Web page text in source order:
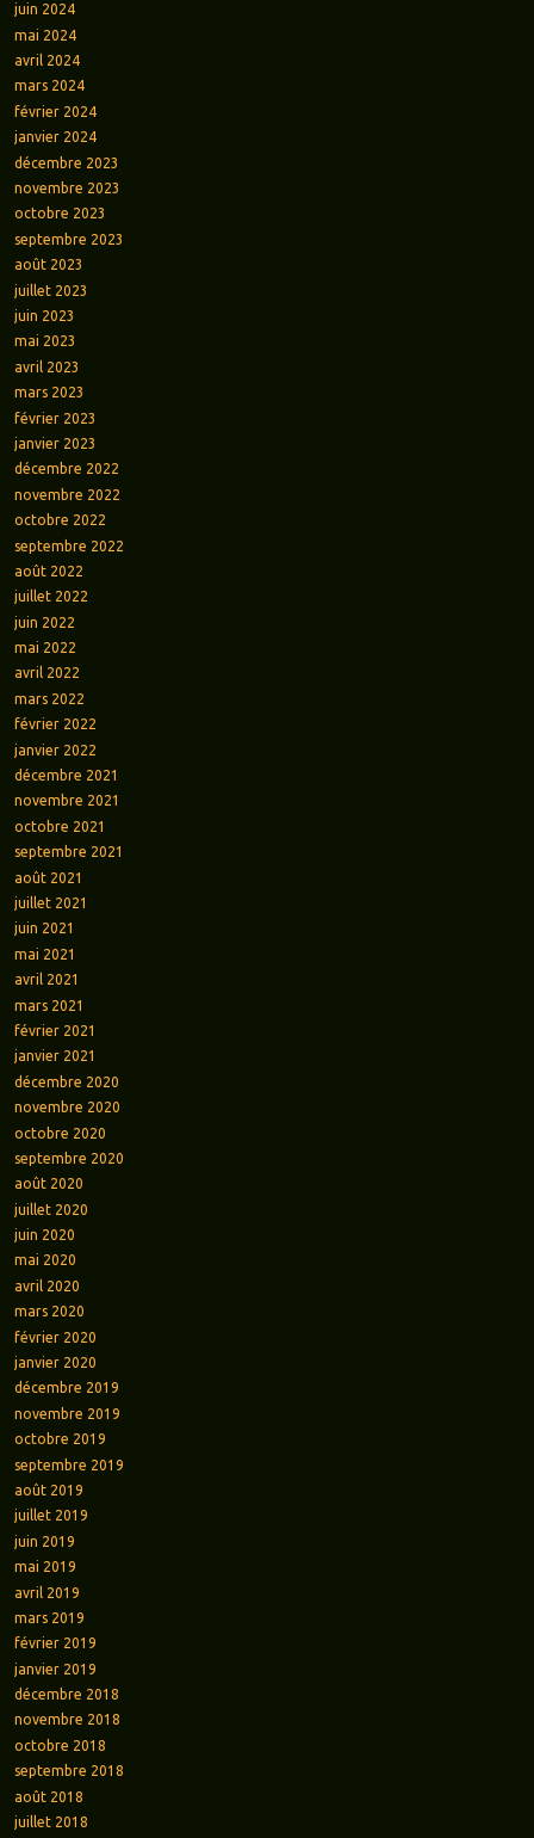
juin 2024
mai 2024
avril 2024
mars 2024
février 2024
janvier 2024
décembre 2023
novembre 2023
octobre 2023
septembre 2023
août 2023
juillet 2023
juin 2023
mai 2023
avril 2023
mars 2023
février 2023
janvier 2023
décembre 2022
novembre 2022
octobre 2022
septembre 2022
août 2022
juillet 2022
juin 2022
mai 2022
avril 2022
mars 2022
février 2022
janvier 2022
décembre 2021
novembre 2021
octobre 2021
septembre 2021
août 2021
juillet 2021
juin 2021
mai 2021
avril 2021
mars 2021
février 2021
janvier 2021
décembre 2020
novembre 2020
octobre 2020
septembre 2020
août 2020
juillet 2020
juin 2020
mai 2020
avril 2020
mars 2020
février 2020
janvier 2020
décembre 2019
novembre 2019
octobre 2019
septembre 2019
août 2019
juillet 2019
juin 2019
mai 2019
avril 2019
mars 2019
février 2019
janvier 2019
décembre 2018
novembre 2018
octobre 2018
septembre 2018
août 2018
juillet 2018